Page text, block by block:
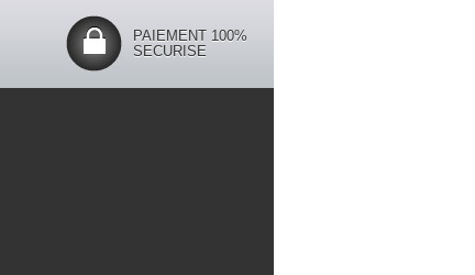
PAIEMENT 100%
SECURISE